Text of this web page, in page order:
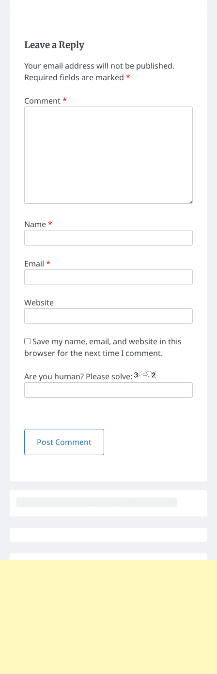
Leave a Reply
Your email address will not be published.
Required fields are marked *
Comment*
Name*
Email *
Website
Save my name, email, and website in this
browser for the next time I comment.
Are you human? Please solve: